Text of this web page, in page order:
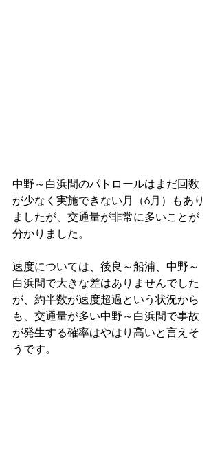
中野～白浜間のパトロールはまだ回数
が少なく実施できない月（6月）もあり
ましたが、交通量が非常に多いことが
分かりました。
速度については、後良～船浦、中野～
白浜間で大きな差はありませんでした
が、約半数が速度超過という状況から
も、交通量が多い中野～白浜間で事故
が発生する確率はやはり高いと言えそ
うです。